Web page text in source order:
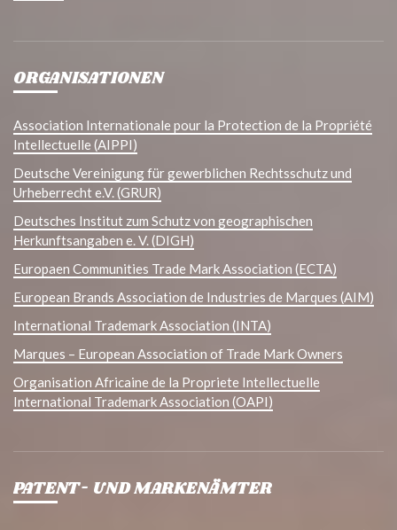
ORGANISATIONEN
Association Internationale pour la Protection de la Propriété
Intellectuelle (AIPPI)
Deutsche Vereinigung für gewerblichen Rechtsschutz und
Urheberrecht e.V. (GRUR)
Deutsches Institut zum Schutz von geographischen
Herkunftsangaben e. V. (DIGH)
Europaen Communities Trade Mark Association (ECTA)
European Brands Association de Industries de Marques (AIM)
International Trademark Association (INTA)
Marques – European Association of Trade Mark Owners
Organisation Africaine de la Propriete Intellectuelle
International Trademark Association (OAPI)
PATENT- UND MARKENÄMTER